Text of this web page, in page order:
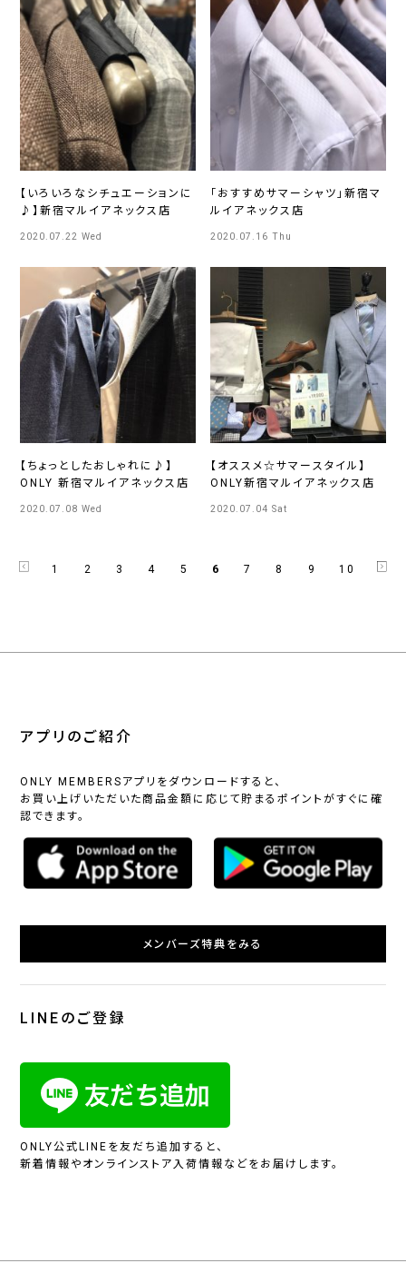
【いろいろなシチュエーションに
♪】新宿マルイアネックス店
2020.07.22 Wed
「おすすめサマーシャツ」新宿マ
ルイアネックス店
2020.07.16 Thu
【ちょっとしたおしゃれに♪】
ONLY 新宿マルイアネックス店
2020.07.08 Wed
【オススメ☆サマースタイル】
ONLY新宿マルイアネックス店
2020.07.04 Sat
1 2 3 4 5 6 7 8 9 10
アプリのご紹介
ONLY MEMBERSアプリをダウンロードすると、
お買い上げいただいた商品金額に応じて貯まるポイントがすぐに確
認できます。
メンバーズ特典をみる
LINEのご登録
ONLY公式LINEを友だち追加すると、
新着情報やオンラインストア入荷情報などをお届けします。